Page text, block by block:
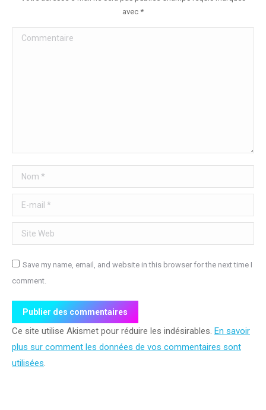
avec *
Commentaire
Nom *
E-mail *
Site Web
Save my name, email, and website in this browser for the next time I
comment.
Publier des commentaires
Ce site utilise Akismet pour réduire les indésirables. En savoir
plus sur comment les données de vos commentaires sont
utilisées.